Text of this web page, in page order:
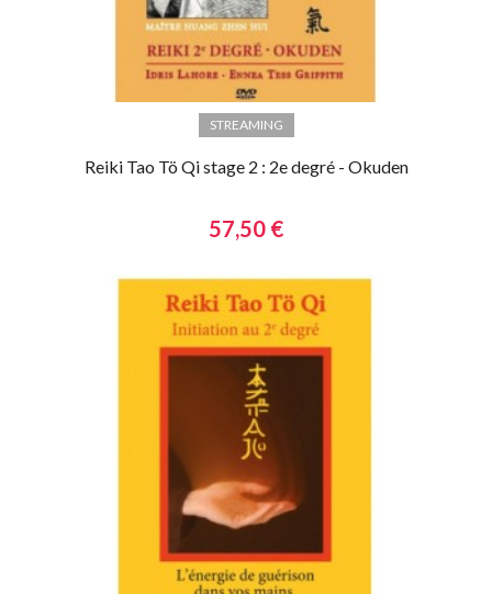
STREAMING
Reiki Tao Tö Qi stage 2 : 2e degré - Okuden
57,50 €